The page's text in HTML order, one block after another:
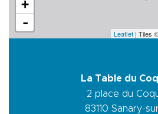
+
-
Leaflet | Tiles
La Table du
2 place du
83110 Sanary-